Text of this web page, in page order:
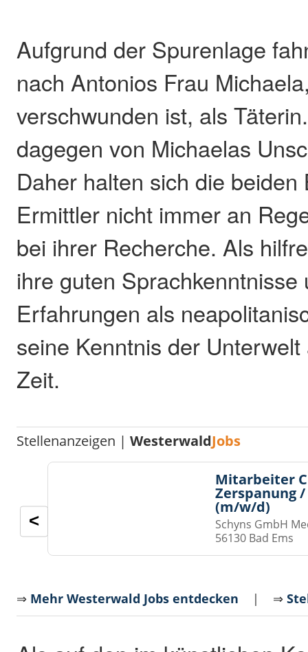
Aufgrund der Spurenlage
nach Antonios Frau
verschwunden ist, als
dagegen von Michaelas
Daher halten sich die beiden
Ermittler nicht immer an
bei ihrer Recherche. Als
ihre guten Sprachkenntnisse
Erfahrungen als
seine Kenntnis der
Zeit.
Stellenanzeigen |WesterwaldJobs
Mitarbeiter
Zerspanung
(m/w/d)
Schyns GmbH
56130 Bad Ems
<
⇒ Mehr Westerwald Jobs entdecken | ⇒